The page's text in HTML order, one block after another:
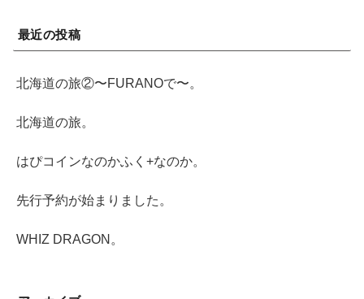
最近の投稿
北海道の旅②〜FURANOで〜。
北海道の旅。
はぴコインなのかふく+なのか。
先行予約が始まりました。
WHIZ DRAGON。